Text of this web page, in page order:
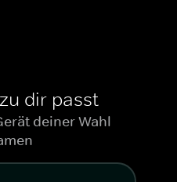
dir passt
deiner Wahl